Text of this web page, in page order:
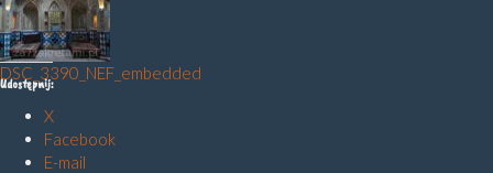
DSC_3390_NEF_embedded
Udostępnij:
X
Facebook
E-mail